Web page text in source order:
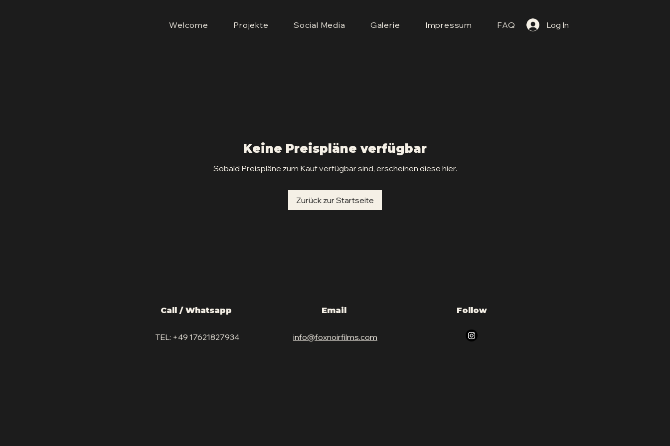
Welcome Projekte Social Media Galerie Impressum FAQ Log In
Keine Preispläne verfügbar
Sobald Preispläne zum Kauf verfügbar sind, erscheinen diese hier.
Zurück zur Startseite
Call / Whatsapp
TEL: +49 17621827934
Email
info@foxnoirfilms.com
Follow